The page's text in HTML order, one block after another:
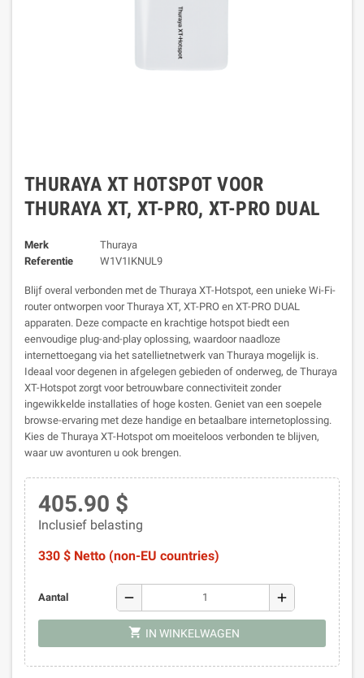
THURAYA XT HOTSPOT VOOR
THURAYA XT, XT-PRO, XT-PRO DUAL
Merk
Thuraya
Referentie
W1V1IKNUL9
Blijf overal verbonden met de Thuraya XT-Hotspot, een unieke Wi-Fi-
router ontworpen voor Thuraya XT, XT-PRO en XT-PRO DUAL
apparaten. Deze compacte en krachtige hotspot biedt een
eenvoudige plug-and-play oplossing, waardoor naadloze
internettoegang via het satellietnetwerk van Thuraya mogelijk is.
Ideaal voor degenen in afgelegen gebieden of onderweg, de Thuraya
XT-Hotspot zorgt voor betrouwbare connectiviteit zonder
ingewikkelde installaties of hoge kosten. Geniet van een soepele
browse-ervaring met deze handige en betaalbare internetoplossing.
Kies de Thuraya XT-Hotspot om moeiteloos verbonden te blijven,
waar uw avonturen u ook brengen.
405.90 $
Inclusief belasting
330 $ Netto (non-EU countries)
Aantal remove add
shopping_cart IN WINKELWAGEN